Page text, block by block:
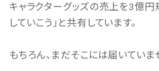
キャラクターグッズの売上を3億
していこう」と共有しています。
もちろん、まだそこには届いていま